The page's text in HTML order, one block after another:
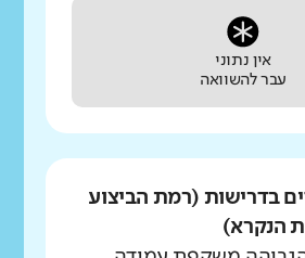
אין נתוני
עבר להשוואה
בדרישות (רמת הביצוע
הנקרא)